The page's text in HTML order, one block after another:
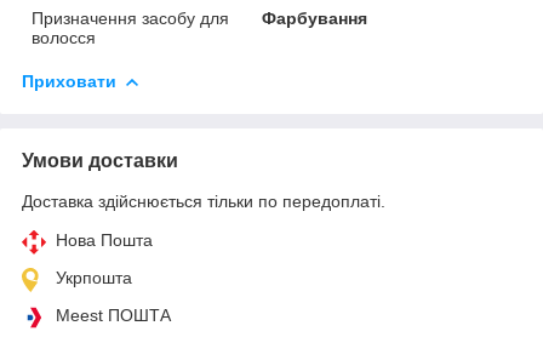
Призначення засобу для
волосся
Фарбування
Приховати
Умови доставки
Доставка здійснюється тільки по передоплаті.
Нова Пошта
Укрпошта
Meest ПОШТА